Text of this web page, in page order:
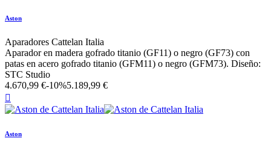
Aston
Aparadores Cattelan Italia
Aparador en madera gofrado titanio (GF11) o negro (GF73) con
patas en acero gofrado titanio (GFM11) o negro (GFM73). Diseño:
STC Studio
4.670,99 €-10%5.189,99 €

Aston